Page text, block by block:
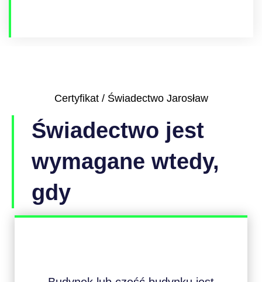
Certyfikat / Świadectwo Jarosław
Świadectwo jest
wymagane wtedy,
gdy